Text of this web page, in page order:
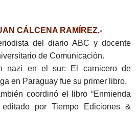
CÁLCENA RAMÍREZ.-
del diario ABC y docente
de Comunicación.
nazi en el sur: El carnicero de
en Paraguay fue su primer libro.
coordinó el libro “Enmienda
por Tiempo Ediciones &